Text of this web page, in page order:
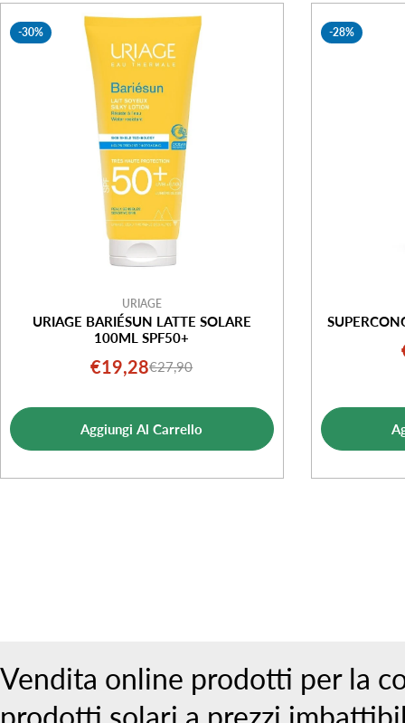
-30%
URIAGE
URIAGE BARIÉSUN LATTE SOLARE
100ML SPF50+
Prezzo
vendita
€19,28Prezzo
€27,90
Aggiungi Al Carrello
-28%
Vendita online prodotti per la
prodotti solari a prezzi